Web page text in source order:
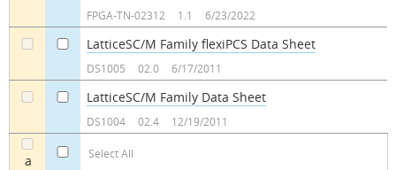
a Select All
FPGA-TN-02312 1.1 6/23/2022
LatticeSC/M Family flexiPCS Data Sheet
DS1005 02.0 6/17/2011
LatticeSC/M Family Data Sheet
DS1004 02.4 12/19/2011